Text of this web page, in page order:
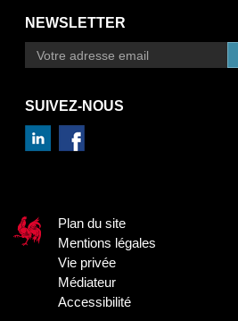
NEWSLETTER
SUIVEZ-NOUS
Plan du site
Mentions légales
Vie privée
Médiateur
Accessibilité